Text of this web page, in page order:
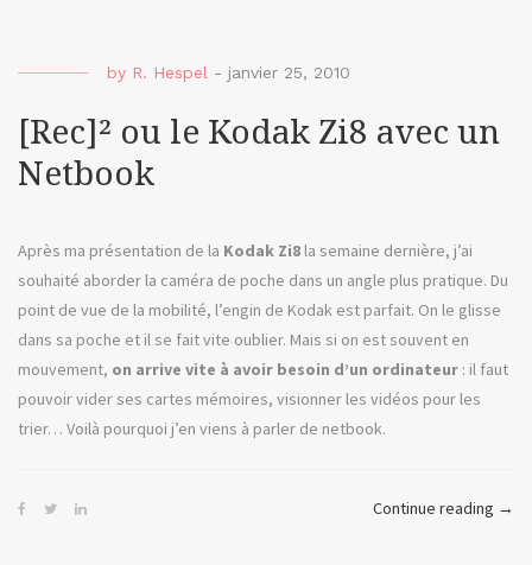
by R. Hespel - janvier 25, 2010
[Rec]² ou le Kodak Zi8 avec un
Netbook
Après ma présentation de la Kodak Zi8 la semaine dernière, j’ai
souhaité aborder la caméra de poche dans un angle plus pratique. Du
point de vue de la mobilité, l’engin de Kodak est parfait. On le glisse
dans sa poche et il se fait vite oublier. Mais si on est souvent en
mouvement, on arrive vite à avoir besoin d’un ordinateur : il faut
pouvoir vider ses cartes mémoires, visionner les vidéos pour les
trier… Voilà pourquoi j’en viens à parler de netbook.
Continue reading «
→